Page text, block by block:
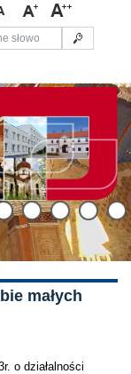
małych
o działalności